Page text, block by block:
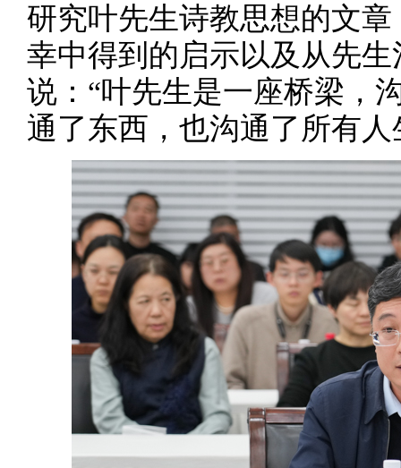
研究叶先生诗教思想的文
幸中得到的启示以及从先
说：“叶先生是一座桥梁，
通了东西，也沟通了所有人